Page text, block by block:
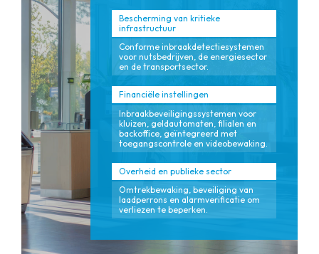
Bescherming van kritieke
infrastructuur
Conforme inbraakdetectiesystemen
voor nutsbedrijven, de energiesector
en de transportsector.
Financiële instellingen
Inbraakbeveiligingssystemen voor
kluizen, geldautomaten, filialen en
backoffice, geïntegreerd met
toegangscontrole en videobewaking.
Overheid en publieke sector
Omtrekbewaking, beveiliging van
laadperrons en alarmverificatie om
verliezen te beperken.